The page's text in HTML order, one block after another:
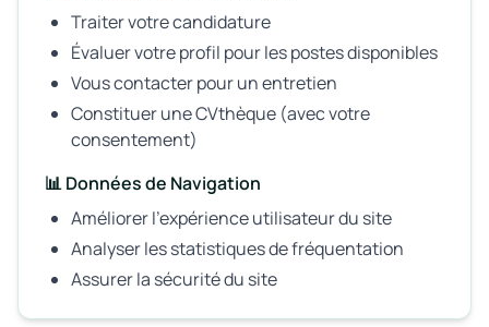
Traiter votre candidature
Évaluer votre profil pour les postes disponibles
Vous contacter pour un entretien
Constituer une CVthèque (avec votre
consentement)
📊 Données de Navigation
Améliorer l'expérience utilisateur du site
Analyser les statistiques de fréquentation
Assurer la sécurité du site